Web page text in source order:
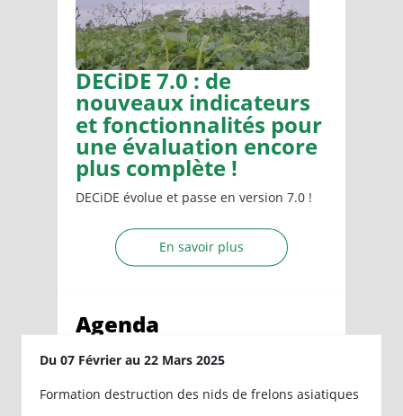
DECiDE 7.0 : de
nouveaux indicateurs
et fonctionnalités pour
une évaluation encore
plus complète !
DECiDE évolue et passe en version 7.0 !
En savoir plus
Agenda
Du 07 Février au 22 Mars 2025
Formation destruction des nids de frelons asiatiques